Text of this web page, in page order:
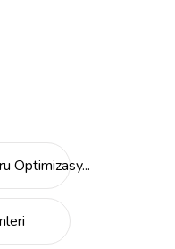
Optimizasy...